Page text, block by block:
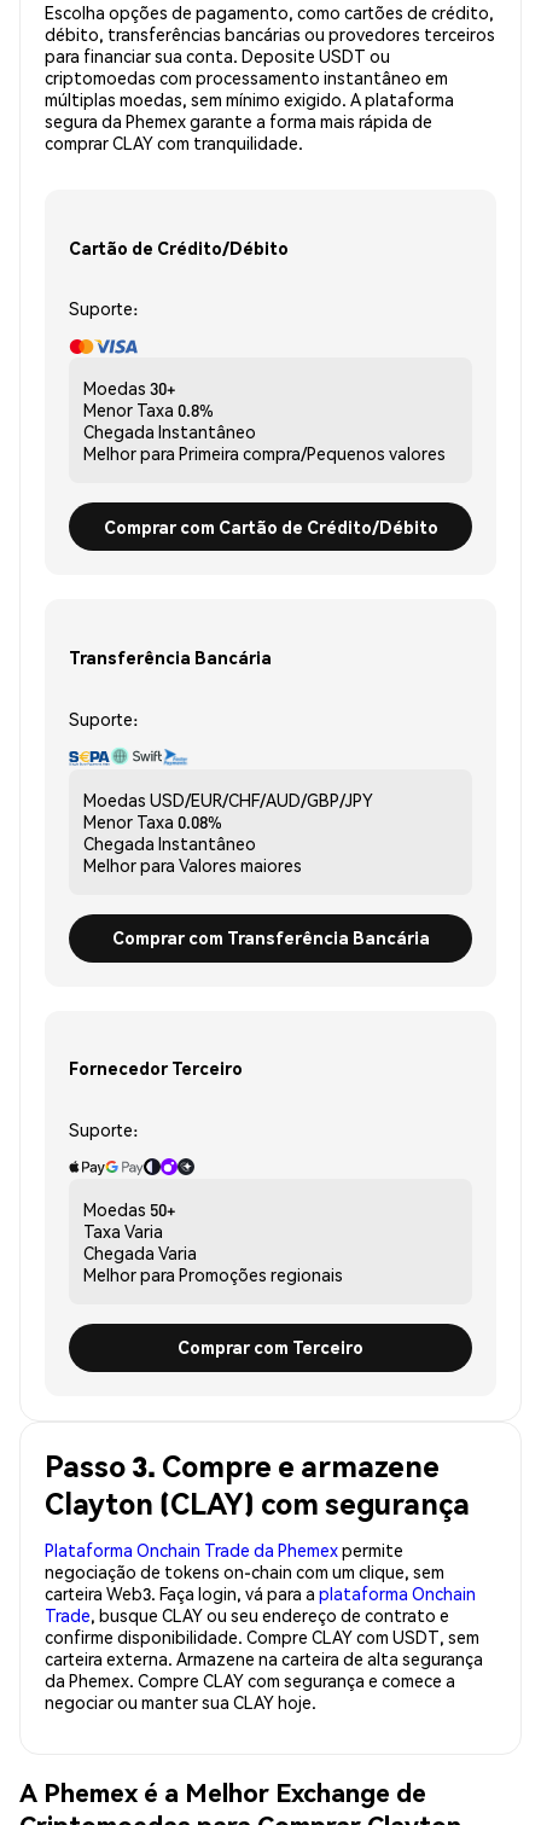
Escolha opções de pagamento, como cartões de crédito,
débito, transferências bancárias ou provedores terceiros
para financiar sua conta. Deposite USDT ou
criptomoedas com processamento instantâneo em
múltiplas moedas, sem mínimo exigido. A plataforma
segura da Phemex garante a forma mais rápida de
comprar CLAY com tranquilidade.
Cartão de Crédito/Débito
Suporte:
Moedas 30+
Menor Taxa 0.8%
Chegada Instantâneo
Melhor para Primeira compra/Pequenos valores
Comprar com Cartão de Crédito/Débito
Transferência Bancária
Suporte:
Moedas USD/EUR/CHF/AUD/GBP/JPY
Menor Taxa 0.08%
Chegada Instantâneo
Melhor para Valores maiores
Comprar com Transferência Bancária
Fornecedor Terceiro
Suporte:
Moedas 50+
Taxa Varia
Chegada Varia
Melhor para Promoções regionais
Comprar com Terceiro
Passo 3. Compre e armazene
Clayton (CLAY) com segurança
Plataforma Onchain Trade da Phemexpermite
negociação de tokens on-chain com um clique, sem
carteira Web3. Faça login, vá para a plataforma Onchain
Trade, busque CLAY ou seu endereço de contrato e
confirme disponibilidade. Compre CLAY com USDT, sem
carteira externa. Armazene na carteira de alta segurança
da Phemex. Compre CLAY com segurança e comece a
negociar ou manter sua CLAY hoje.
A Phemex é a Melhor Exchange de